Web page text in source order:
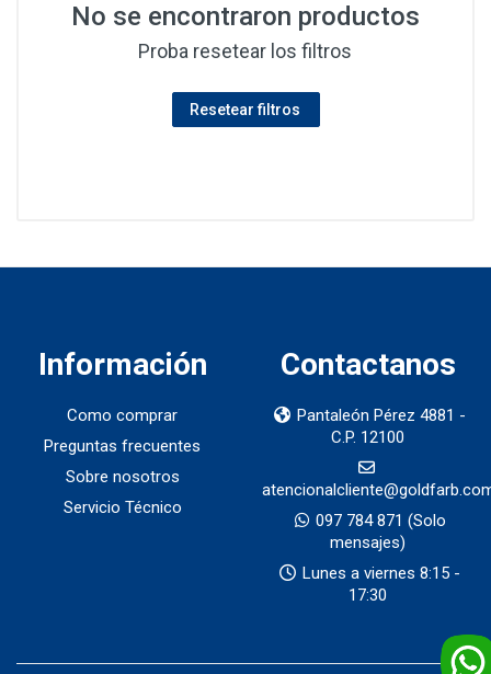
No se encontraron productos
Proba resetear los filtros
Resetear filtros
Información
Como comprar
Preguntas frecuentes
Sobre nosotros
Servicio Técnico
Contactanos
Pantaleón Pérez 4881 -
C.P. 12100
097 784 871 (Solo
mensajes)
Lunes a viernes 8:15 -
17:30